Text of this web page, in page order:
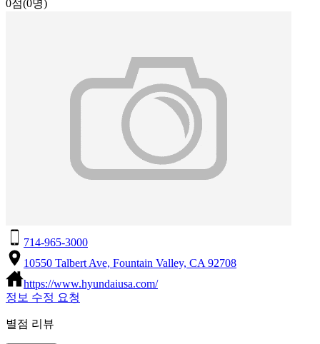
0점(0명)
714-965-3000
10550 Talbert Ave, Fountain Valley, CA 92708
https://www.hyundaiusa.com/
정보 수정 요청
별점 리뷰